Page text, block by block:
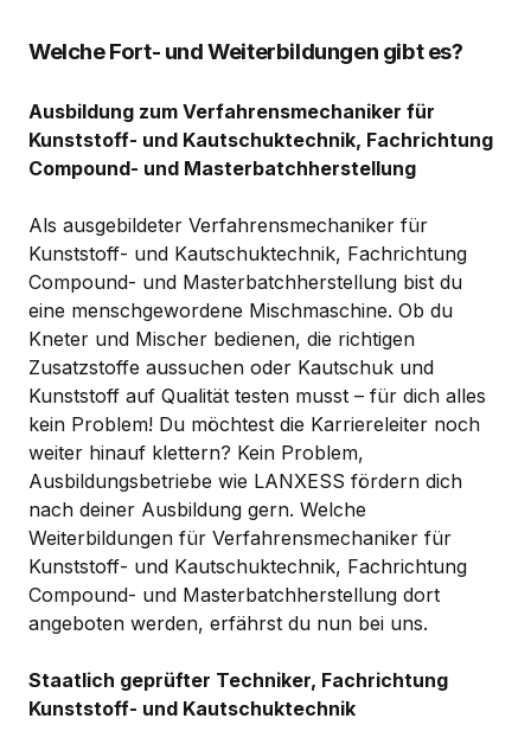
Welche Fort- und Weiterbildungen gibt es?
Ausbildung zum Verfahrensmechaniker für
Kunststoff- und Kautschuktechnik, Fachrichtung
Compound- und Masterbatchherstellung
Als ausgebildeter Verfahrensmechaniker für
Kunststoff- und Kautschuktechnik, Fachrichtung
Compound- und Masterbatchherstellung bist du
eine menschgewordene Mischmaschine. Ob du
Kneter und Mischer bedienen, die richtigen
Zusatzstoffe aussuchen oder Kautschuk und
Kunststoff auf Qualität testen musst – für dich alles
kein Problem! Du möchtest die Karriereleiter noch
weiter hinauf klettern? Kein Problem,
Ausbildungsbetriebe wie LANXESS fördern dich
nach deiner Ausbildung gern. Welche
Weiterbildungen für Verfahrensmechaniker für
Kunststoff- und Kautschuktechnik, Fachrichtung
Compound- und Masterbatchherstellung dort
angeboten werden, erfährst du nun bei uns.
Staatlich geprüfter Techniker, Fachrichtung
Kunststoff- und Kautschuktechnik